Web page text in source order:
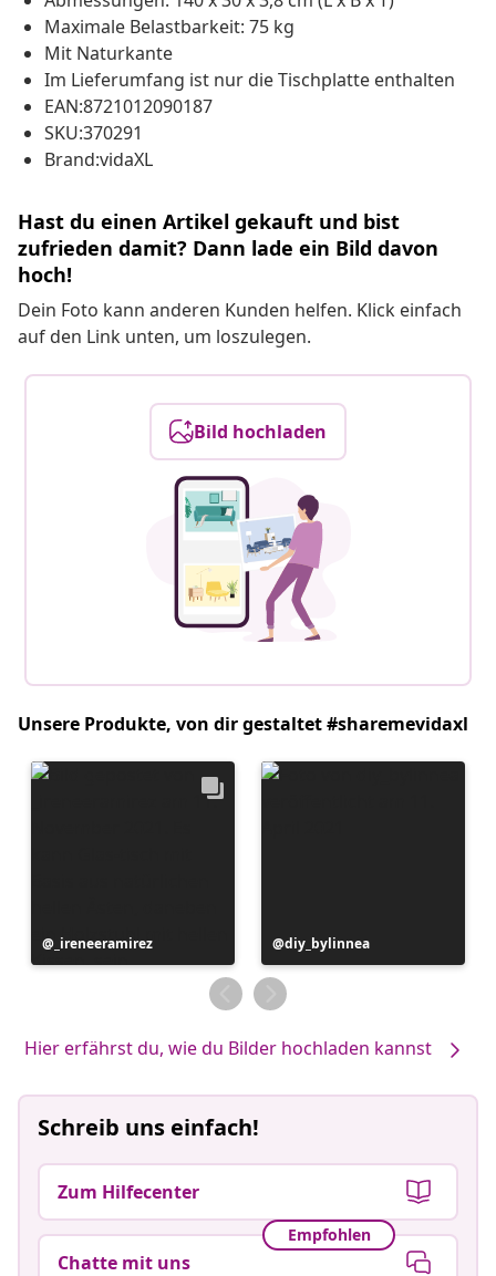
Maximale Belastbarkeit: 75 kg
Mit Naturkante
Im Lieferumfang ist nur die Tischplatte enthalten
EAN:8721012090187
SKU:370291
Brand:vidaXL
Hast du einen Artikel gekauft und bist
zufrieden damit? Dann lade ein Bild davon
hoch!
Dein Foto kann anderen Kunden helfen. Klick einfach
auf den Link unten, um loszulegen.
Bild hochladen
Unsere Produkte, von dir gestaltet #sharemevidaxl
Beitrag
veröffentlicht
_ireneeramirez
Beitrag
veröffentlicht
von
diy_bylinnea
Hier erfährst du, wie du Bilder hochladen kannst
Schreib uns einfach!
Zum Hilfecenter
Empfohlen
Chatte mit uns